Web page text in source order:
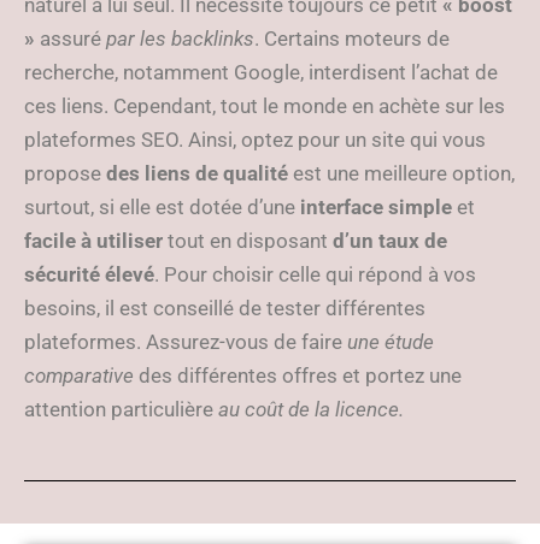
naturel à lui seul. Il nécessite toujours ce petit « boost
» assuré par les backlinks. Certains moteurs de
recherche, notamment Google, interdisent l’achat de
ces liens. Cependant, tout le monde en achète sur les
plateformes SEO. Ainsi, optez pour un site qui vous
propose des liens de qualité est une meilleure option,
surtout, si elle est dotée d’une interface simple et
facile à utiliser tout en disposant d’un taux de
sécurité élevé. Pour choisir celle qui répond à vos
besoins, il est conseillé de tester différentes
plateformes. Assurez-vous de faire une étude
comparative des différentes offres et portez une
attention particulière au coût de la licence.